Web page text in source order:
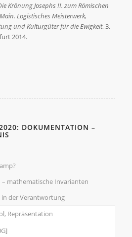
Krönung Josephs II. zum Römischen
Logistisches Meisterwerk,
und Kulturgüter für die Ewigkeit, 3.
2014.
DOKUMENTATION –
mathematische Invarianten
in der Verantwortung
Repräsentation